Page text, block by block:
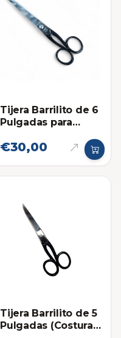
Tijera Barrilito de 6
Pulgadas para
Sastreria
€30,00
Tijera Barrilito de 5
Pulgadas (Costura-